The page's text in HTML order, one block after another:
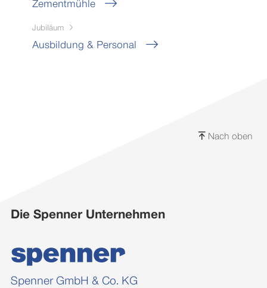
Zementmühle
Jubiläum
Ausbildung & Personal
Nach oben
Die Spenner Unternehmen
Spenner GmbH & Co. KG